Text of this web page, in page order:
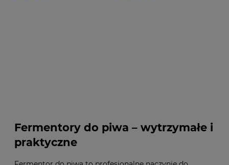
Fermentory do piwa – wytrzymałe i
praktyczne